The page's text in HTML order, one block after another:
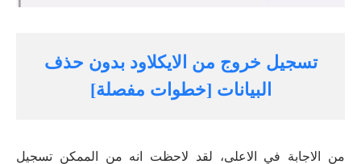
تسجيل خروج من الايكلاود بدون حذف
البيانات [خطوات مفصلة]
من الاجابة في الاعلى، لقد لاحظت انه من الممكن تسجيل